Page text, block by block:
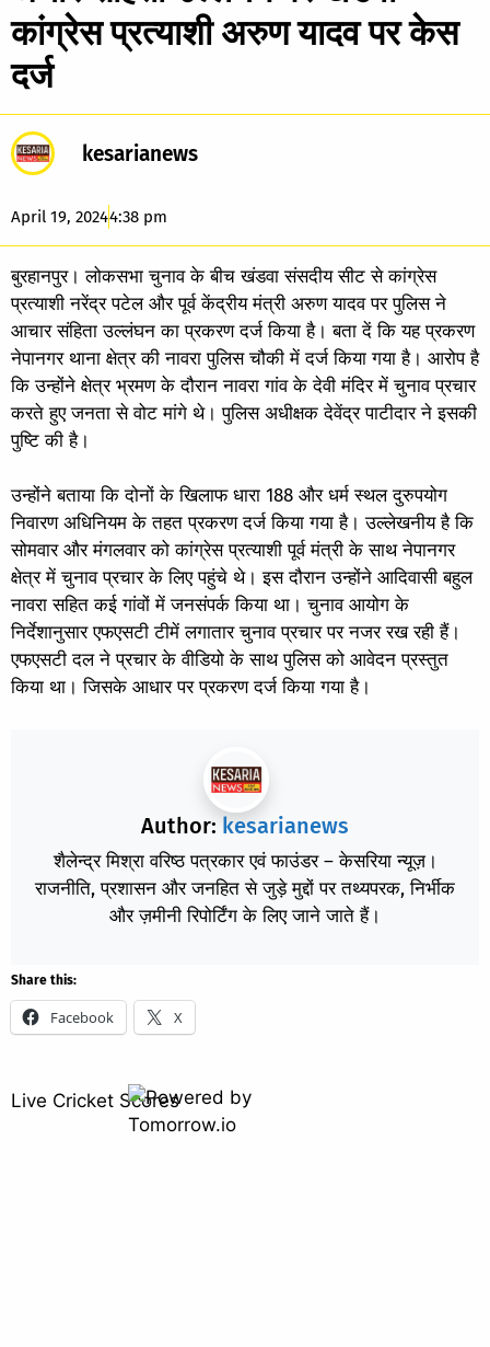
कांग्रेस प्रत्याशी अरुण यादव पर केस
दर्ज
kesarianews
April 19, 20244:38 pm
बुरहानपुर। लोकसभा चुनाव के बीच खंडवा संसदीय सीट से कांग्रेस
प्रत्याशी नरेंद्र पटेल और पूर्व केंद्रीय मंत्री अरुण यादव पर पुलिस ने
आचार संहिता उल्लंघन का प्रकरण दर्ज किया है। बता दें कि यह प्रकरण
नेपानगर थाना क्षेत्र की नावरा पुलिस चौकी में दर्ज किया गया है। आरोप है
कि उन्होंने क्षेत्र भ्रमण के दौरान नावरा गांव के देवी मंदिर में चुनाव प्रचार
करते हुए जनता से वोट मांगे थे। पुलिस अधीक्षक देवेंद्र पाटीदार ने इसकी
पुष्टि की है।
उन्होंने बताया कि दोनों के खिलाफ धारा 188 और धर्म स्थल दुरुपयोग
निवारण अधिनियम के तहत प्रकरण दर्ज किया गया है। उल्लेखनीय है कि
सोमवार और मंगलवार को कांग्रेस प्रत्याशी पूर्व मंत्री के साथ नेपानगर
क्षेत्र में चुनाव प्रचार के लिए पहुंचे थे। इस दौरान उन्होंने आदिवासी बहुल
नावरा सहित कई गांवों में जनसंपर्क किया था। चुनाव आयोग के
निर्देशानुसार एफएसटी टीमें लगातार चुनाव प्रचार पर नजर रख रही हैं।
एफएसटी दल ने प्रचार के वीडियो के साथ पुलिस को आवेदन प्रस्तुत
किया था। जिसके आधार पर प्रकरण दर्ज किया गया है।
Author: kesarianews
शैलेन्द्र मिश्रा वरिष्ठ पत्रकार एवं फाउंडर – केसरिया न्यूज़।
राजनीति, प्रशासन और जनहित से जुड़े मुद्दों पर तथ्यपरक, निर्भीक
और ज़मीनी रिपोर्टिंग के लिए जाने जाते हैं।
Share this:
Facebook X
Live Cricket Scores